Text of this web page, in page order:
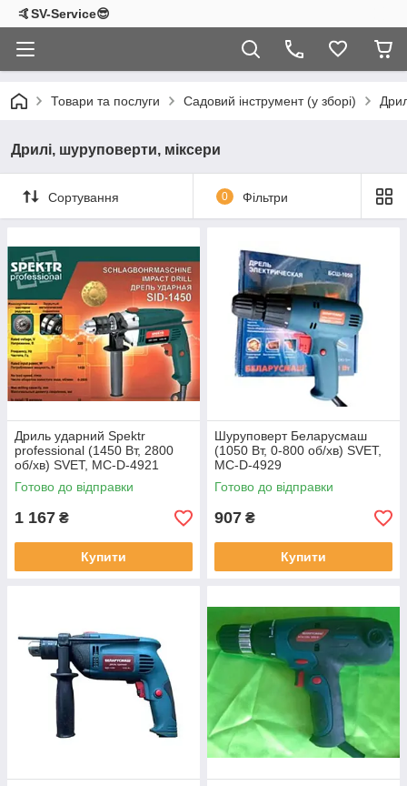
🤙SV-Service😎
Товари та послуги Садовий інструмент (у зборі)
Дрилі, шуруповерти, міксери
Сортування 0 Фільтри
Дриль ударний Spektr
professional (1450 Вт, 2800
об/хв) SVET, MC-D-4921
Готово до відправки
1 167 ₴
Купити
Шуруповерт Беларусмаш
(1050 Вт, 0-800 об/хв) SVET,
MC-D-4929
Готово до відправки
907 ₴
Купити